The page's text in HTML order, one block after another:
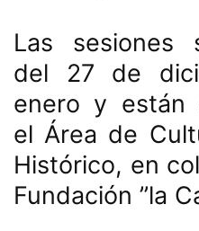
Las sesiones
del 27 de
enero y están
el Área de
Histórico, en
Fundación ”la